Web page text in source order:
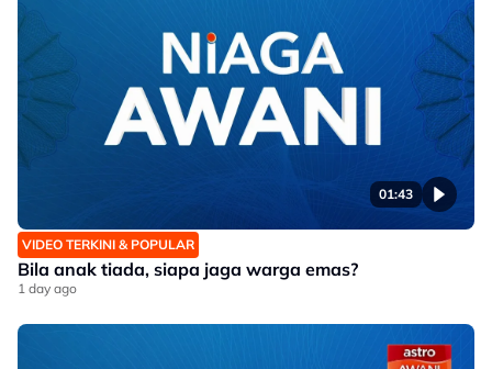
01:43
VIDEO TERKINI & POPULAR
Bila anak tiada, siapa jaga warga emas?
1 day ago